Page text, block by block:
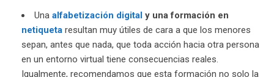
Una alfabetización digital y una formación en
netiqueta resultan muy útiles de cara a que los menores
sepan, antes que nada, que toda acción hacia otra persona
en un entorno virtual tiene consecuencias reales.
Igualmente, recomendamos que esta formación no solo la